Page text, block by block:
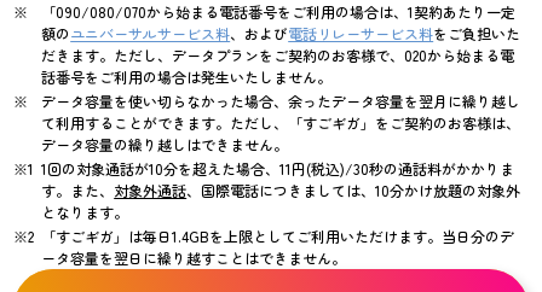
「090/080/070から始まる電話番号をご利用の場合は、1契約あたり一定
額のユニバーサルサービス料、および電話リレーサービス料をご負担いた
だきます。ただし、データプランをご契約のお客様で、020から始まる電
話番号をご利用の場合は発生いたしません。
データ容量を使い切らなかった場合、余ったデータ容量を翌月に繰り越し
て利用することができます。ただし、「すごギガ」をご契約のお客様は、
データ容量の繰り越しはできません。
1回の対象通話が10分を超えた場合、11円(税込)/30秒の通話料がかかりま
す。また、 対象外通話、国際電話につきましては、10分かけ放題の対象外
となります。
「すごギガ」は毎日1.4GBを上限としてご利用いただけます。当日分のデ
ータ容量を翌日に繰り越すことはできません。